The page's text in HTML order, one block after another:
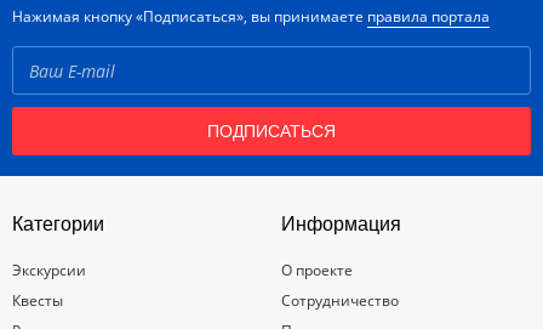
Нажимая кнопку «Подписаться», вы принимаете правила портала
ПОДПИСАТЬСЯ
Категории
Экскурсии
Квесты
Информация
О проекте
Сотрудничество